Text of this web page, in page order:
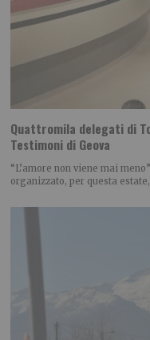
Quattromila delegati di
Testimoni di Geova
“L’amore non viene mai
organizzato, per questa estate,